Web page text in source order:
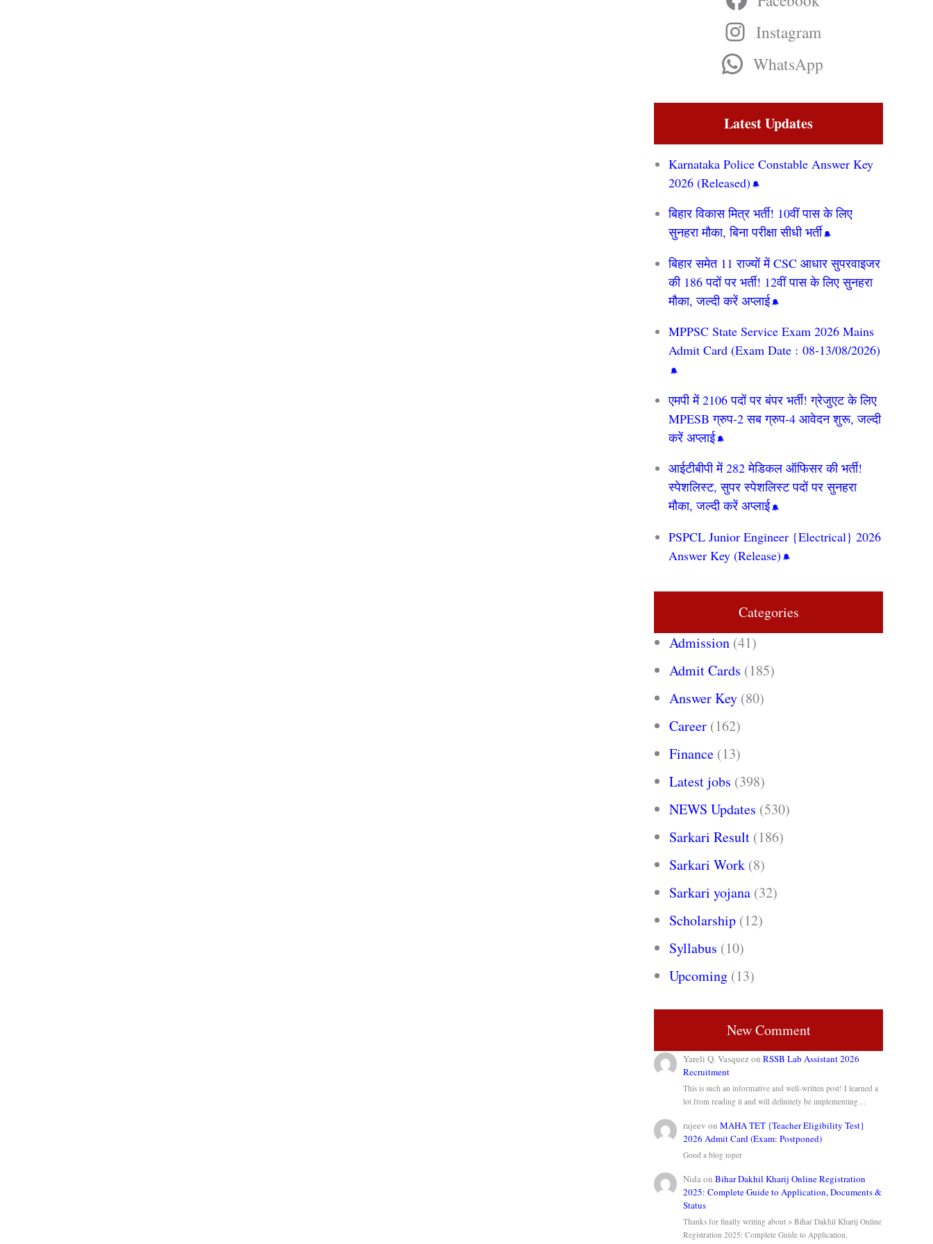
Instagram
WhatsApp
Latest Updates
Karnataka Police Constable Answer Key
2026 (Released)
बिहार विकास मित्र भर्ती! 10वीं पास के लिए
सुनहरा मौका, बिना परीक्षा सीधी भर्ती
बिहार समेत 11 राज्यों में CSC आधार सुपरवाइजर
की 186 पदों पर भर्ती! 12वीं पास के लिए सुनहरा
मौका, जल्दी करें अप्लाई
MPPSC State Service Exam 2026 Mains
Admit Card (Exam Date : 08-13/08/2026)
एमपी में 2106 पदों पर बंपर भर्ती! ग्रेजुएट के लिए
MPESB ग्रुप-2 सब ग्रुप-4 आवेदन शुरू, जल्दी
करें अप्लाई
आईटीबीपी में 282 मेडिकल ऑफिसर की भर्ती!
स्पेशलिस्ट, सुपर स्पेशलिस्ट पदों पर सुनहरा
मौका, जल्दी करें अप्लाई
PSPCL Junior Engineer {Electrical} 2026
Answer Key (Release)
Categories
Admission (41)
Admit Cards (185)
Answer Key (80)
Career (162)
Finance (13)
Latest jobs (398)
NEWS Updates (530)
Sarkari Result (186)
Sarkari Work (8)
Sarkari yojana (32)
Scholarship (12)
Syllabus (10)
Upcoming (13)
New Comment
Yareli Q. VasquezonRSSB Lab Assistant 2026
Recruitment
This is such an informative and well-written post! I learned a
lot from reading it and will definitely be implementing…
rajeev onMAHA TET {Teacher Eligibility Test}
2026 Admit Card (Exam: Postponed)
Good a blog toper
NidaonBihar Dakhil Kharij Online Registration
2025: Complete Guide to Application, Documents &
Status
Thanks for finally writing about > Bihar Dakhil Kharij Online
Registration 2025: Complete Guide to Application,